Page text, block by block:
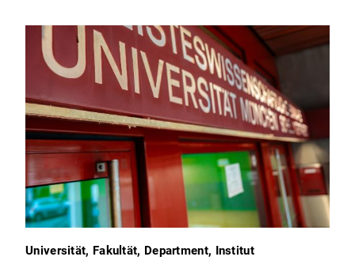
Universität, Fakultät, Department, Institut